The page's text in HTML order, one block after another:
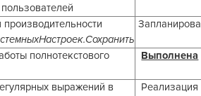
полнотекстового
Выполнена
выражений в
Реализация